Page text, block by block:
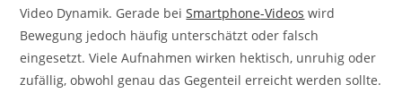
Video Dynamik. Gerade beiSmartphone-Videos wird
Bewegung jedoch häufig unterschätzt oder falsch
eingesetzt. Viele Aufnahmen wirken hektisch, unruhig oder
zufällig, obwohl genau das Gegenteil erreicht werden sollte.